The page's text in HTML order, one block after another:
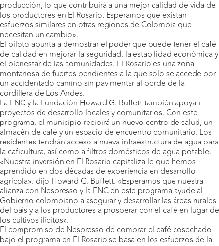
producción, lo que contribuirá a una mejor calidad de vida de
los productores en El Rosario. Esperamos que existan
esfuerzos similares en otras regiones de Colombia que
necesitan un cambio».
El piloto apunta a demostrar el poder que puede tener el café
de calidad en mejorar la seguridad, la estabilidad económica y
el bienestar de las comunidades. El Rosario es una zona
montañosa de fuertes pendientes a la que solo se accede por
un accidentado camino sin pavimentar al borde de la
cordillera de Los Andes.
La FNC y la Fundación Howard G. Buffett también apoyan
proyectos de desarrollo locales y comunitarios. Con este
programa, el municipio recibirá un nuevo centro de salud, un
almacén de café y un espacio de encuentro comunitario. Los
residentes tendrán acceso a nueva infraestructura de agua para
la caficultura, así como a filtros domésticos de agua potable.
«Nuestra inversión en El Rosario capitaliza lo que hemos
aprendido en dos décadas de experiencia en desarrollo
agrícola», dijo Howard G. Buffett. «Esperamos que nuestra
alianza con Nespresso y la FNC en este programa ayude al
Gobierno colombiano a asegurar y desarrollar las áreas rurales
del país y a los productores a prosperar con el café en lugar de
los cultivos ilícitos».
El compromiso de Nespresso de comprar el café cosechado
bajo el programa en El Rosario se basa en los esfuerzos de la